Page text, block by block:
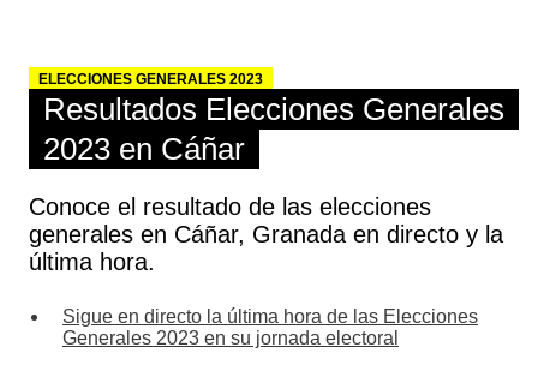
ELECCIONES GENERALES 2023
Resultados Elecciones Generales
2023 en Cáñar
Conoce el resultado de las elecciones
generales en Cáñar, Granada en directo y la
última hora.
Sigue en directo la última hora de las Elecciones
Generales 2023 en su jornada electoral